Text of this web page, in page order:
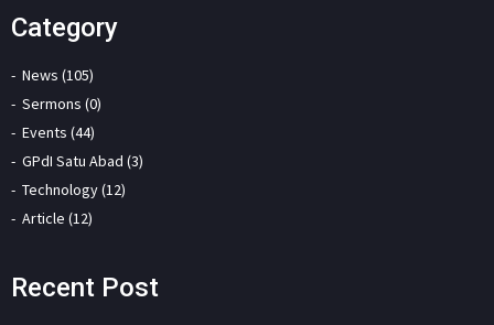
Category
News (105)
Sermons (0)
Events (44)
GPdI Satu Abad (3)
Technology (12)
Article (12)
Recent Post